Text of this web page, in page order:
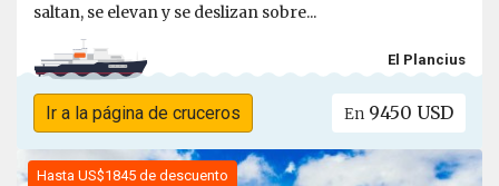
saltan, se elevan y se deslizan sobre...
El Plancius
Ir a la página de cruceros En 9450 USD
Hasta US$1845 de descuento